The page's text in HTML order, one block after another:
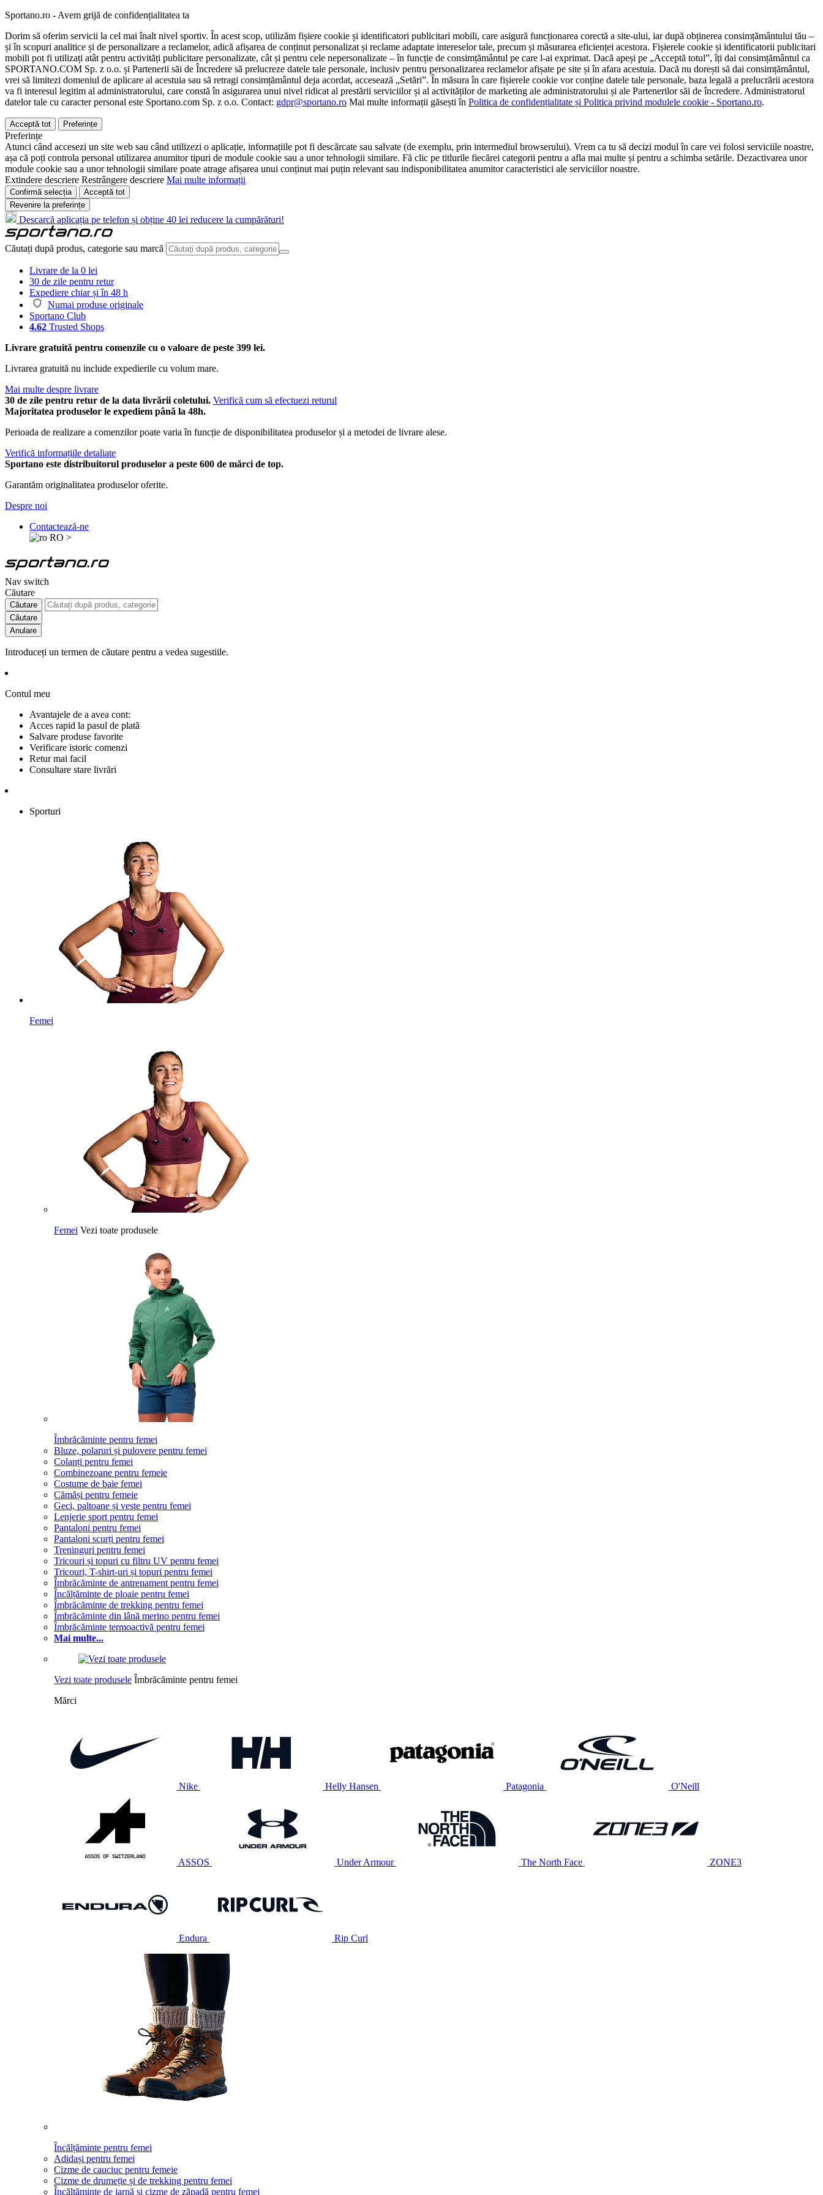
Sportano.ro - Avem grijă de confidențialitatea ta
Dorim să oferim servicii la cel mai înalt nivel sportiv. În acest scop, utilizăm fișiere cookie și identificatori publicitari mobili, care asigură funcționarea corectă a site-ului, iar după obținerea consimțământului tău –
și în scopuri analitice și de personalizare a reclamelor, adică afișarea de conținut personalizat și reclame adaptate intereselor tale, precum și măsurarea eficienței acestora. Fișierele cookie și identificatorii publicitari
mobili pot fi utilizați atât pentru activități publicitare personalizate, cât și pentru cele nepersonalizate – în funcție de consimțământul pe care l-ai exprimat. Dacă apeși pe „Acceptă totul”, îți dai consimțământul ca
SPORTANO.COM Sp. z o.o. și Partenerii săi de Încredere să prelucreze datele tale personale, inclusiv pentru personalizarea reclamelor afișate pe site și în afara acestuia. Dacă nu dorești să dai consimțământul,
vrei să limitezi domeniul de aplicare al acestuia sau să retragi consimțământul deja acordat, accesează „Setări”. În măsura în care fișierele cookie vor conține datele tale personale, baza legală a prelucrării acestora
va fi interesul legitim al administratorului, care constă în asigurarea unui nivel ridicat al prestării serviciilor și al activităților de marketing ale administratorului și ale Partenerilor săi de încredere. Administratorul
datelor tale cu caracter personal este Sportano.com Sp. z o.o. Contact: gdpr@sportano.ro Mai multe informații găsești în Politica de confidențialitate și Politica privind modulele cookie - Sportano.ro.
Acceptă tot Preferințe
Preferințe
Atunci când accesezi un site web sau când utilizezi o aplicație, informațiile pot fi descărcate sau salvate (de exemplu, prin intermediul browserului). Vrem ca tu să decizi modul în care vei folosi serviciile noastre,
așa că poți controla personal utilizarea anumitor tipuri de module cookie sau a unor tehnologii similare. Fă clic pe titlurile fiecărei categorii pentru a afla mai multe și pentru a schimba setările. Dezactivarea unor
module cookie sau a unor tehnologii similare poate atrage afișarea unui conținut mai puțin relevant sau indisponibilitatea anumitor caracteristici ale serviciilor noastre.
Extindere descriere Restrângere descriere Mai multe informații
Confirmă selecția
Acceptă tot
Revenire la preferințe
Descarcă aplicația pe telefon și obține 40 lei reducere la cumpărături!
Căutați după produs, categorie sau marcă
Livrare de la 0 lei
30 de zile pentru retur
Expediere chiar și în 48 h
Numai produse originale
Sportano Club
4.62 Trusted Shops
Livrare gratuită pentru comenzile cu o valoare de peste 399 lei.
Livrarea gratuită nu include expedierile cu volum mare.
Mai multe despre livrare
30 de zile pentru retur de la data livrării coletului. Verifică cum să efectuezi returul
Majoritatea produselor le expediem până la 48h.
Perioada de realizare a comenzilor poate varia în funcție de disponibilitatea produselor și a metodei de livrare alese.
Verifică informațiile detaliate
Sportano este distribuitorul produselor a peste 600 de mărci de top.
Garantăm originalitatea produselor oferite.
Despre noi
Contactează-ne
RO >
Nav switch
Căutare
Căutare
Căutare
Anulare
Introduceți un termen de căutare pentru a vedea sugestiile.
Contul meu
Avantajele de a avea cont:
Acces rapid la pasul de plată
Salvare produse favorite
Verificare istoric comenzi
Retur mai facil
Consultare stare livrări
Sporturi
Femei
Femei Vezi toate produsele
Îmbrăcăminte pentru femei
Bluze, polaruri și pulovere pentru femei
Colanți pentru femei
Combinezoane pentru femeie
Costume de baie femei
Cămăși pentru femeie
Geci, paltoane și veste pentru femei
Lenjerie sport pentru femei
Pantaloni pentru femei
Pantaloni scurți pentru femei
Treninguri pentru femei
Tricouri și topuri cu filtru UV pentru femei
Tricouri, T-shirt-uri și topuri pentru femei
Îmbrăcăminte de antrenament pentru femei
Încălțăminte de ploaie pentru femei
Îmbrăcăminte de trekking pentru femei
Îmbrăcăminte din lână merino pentru femei
Îmbrăcăminte termoactivă pentru femei
Mai multe...
Vezi toate produsele Îmbrăcăminte pentru femei
Mărci
Nike Helly Hansen Patagonia O'Neill
ASSOS Under Armour The North Face ZONE3
Endura Rip Curl
Încălțăminte pentru femei
Adidași pentru femei
Cizme de cauciuc pentru femeie
Cizme de drumeție și de trekking pentru femei
Încălțăminte de iarnă și cizme de zăpadă pentru femei